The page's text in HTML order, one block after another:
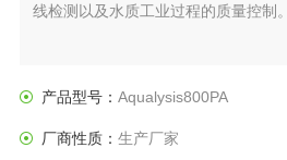
线检测以及水质工业过程的质量控制。
产品型号： Aqualysis800PA
厂商性质： 生产厂家